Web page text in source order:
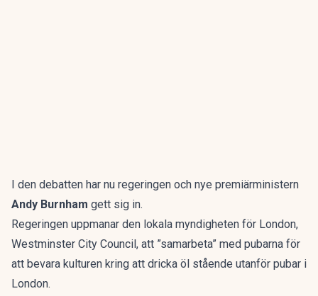
I den debatten har nu regeringen och nye premiärministern
Andy Burnham gett sig in.
Regeringen uppmanar den lokala myndigheten för London,
Westminster City Council, att ”samarbeta” med pubarna för
att bevara kulturen kring att dricka öl stående utanför pubar i
London.